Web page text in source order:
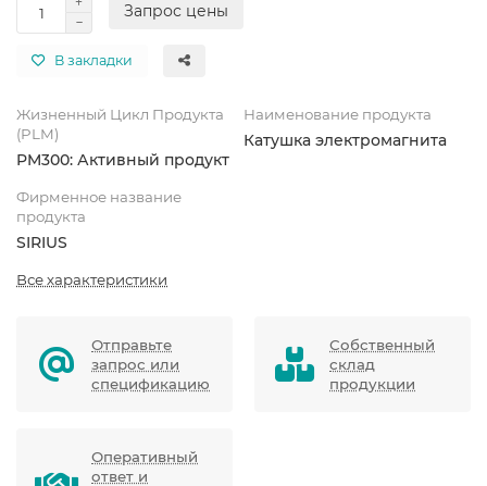
Запрос цены
В закладки
Жизненный Цикл Продукта
(PLM)
PM300: Активный продукт
Наименование продукта
Катушка электромагнита
Фирменное название
продукта
SIRIUS
Все характеристики
Отправьте
запрос или
спецификацию
Собственный
склад
продукции
Оперативный
ответ и